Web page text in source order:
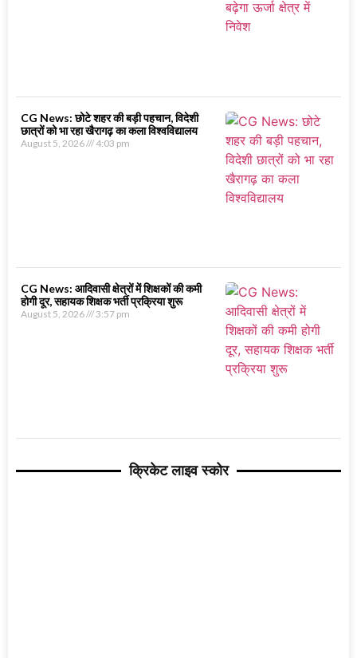
CG News: छोटे शहर की बड़ी पहचान, विदेशी
छात्रों को भा रहा खैरागढ़ का कला विश्वविद्यालय
August 5, 2026 4:03 pm
CG News: आदिवासी क्षेत्रों में शिक्षकों की कमी
होगी दूर, सहायक शिक्षक भर्ती प्रक्रिया शुरू
August 5, 2026 3:57 pm
क्रिकेट लाइव स्कोर